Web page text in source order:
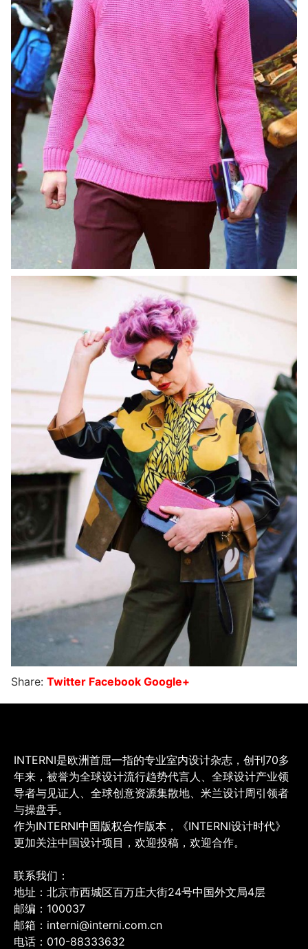
Share: Twitter Facebook Google+
INTERNI是欧洲首屈一指的专业室内设计杂志，创刊70多
年来，被誉为全球设计流行趋势代言人、全球设计产业领
导者与见证人、全球创意资源集散地、米兰设计周引领者
与操盘手。
作为INTERNI中国版权合作版本，《INTERNI设计时代》
更加关注中国设计项目，欢迎投稿，欢迎合作。
联系我们：
地址：北京市西城区百万庄大街24号中国外文局4层
邮编：100037
邮箱：interni@interni.com.cn
电话：010-88333632